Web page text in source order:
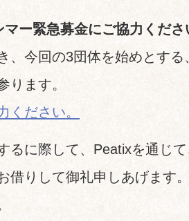
ー緊急募金にご協力くださ
、今回の3団体を始めとす
ります。
ください。
るに際して、Peatixを通じ
借りして御礼申しあげます